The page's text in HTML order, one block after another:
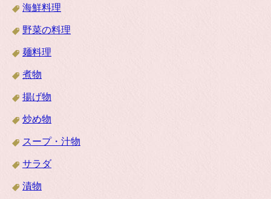
海鮮料理
野菜の料理
麺料理
煮物
揚げ物
炒め物
スープ・汁物
サラダ
漬物